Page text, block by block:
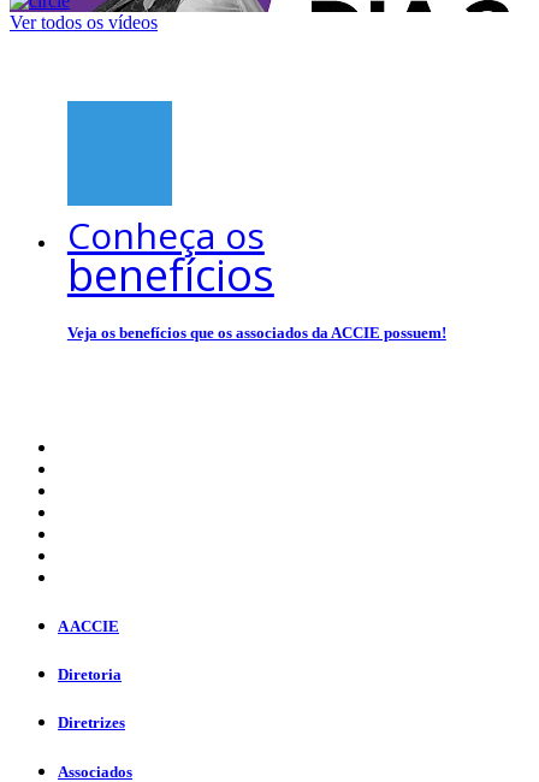
Ver todos os vídeos
Conheça os
benefícios
Veja os benefícios que os associados da ACCIE possuem!
A ACCIE
Diretoria
Diretrizes
Associados